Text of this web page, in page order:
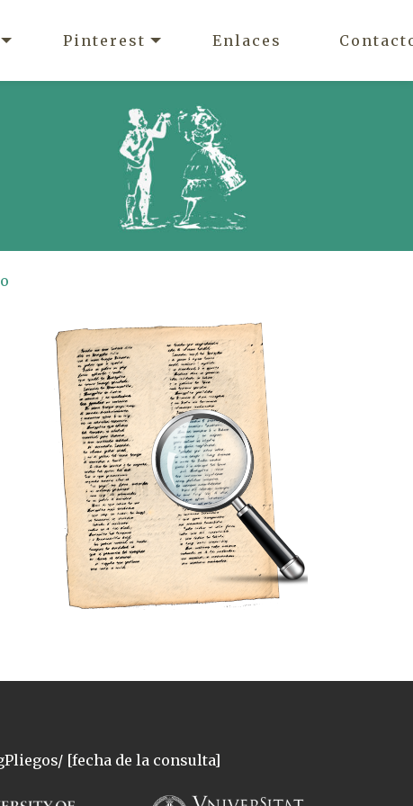
Pinterest Enlaces
[fecha de la consulta]